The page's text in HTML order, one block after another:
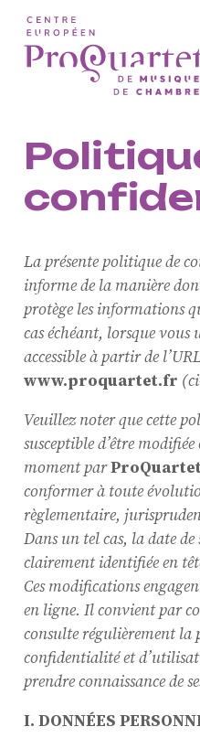
La présente politique de
informe de la manière
protège les informations
cas échéant, lorsque vous
accessible à partir de
www.proquartet.fr
Veuillez noter que cette
susceptible d’être
moment par
conformer à toute
règlementaire,
Dans un tel cas, la date
clairement identifiée en
Ces modifications
en ligne. Il convient par
consulte régulièrement la
confidentialité et
prendre connaissance de
I. DONNÉES